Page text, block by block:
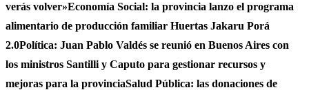
verás volver»Economía Social: la provincia lanzo el programa
alimentario de producción familiar Huertas Jakaru Porá
2.0Política: Juan Pablo Valdés se reunió en Buenos Aires con
los ministros Santilli y Caputo para gestionar recursos y
mejoras para la provinciaSalud Pública: las donaciones de